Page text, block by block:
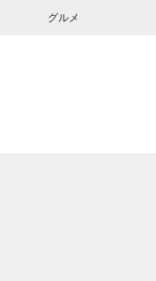
グルメ